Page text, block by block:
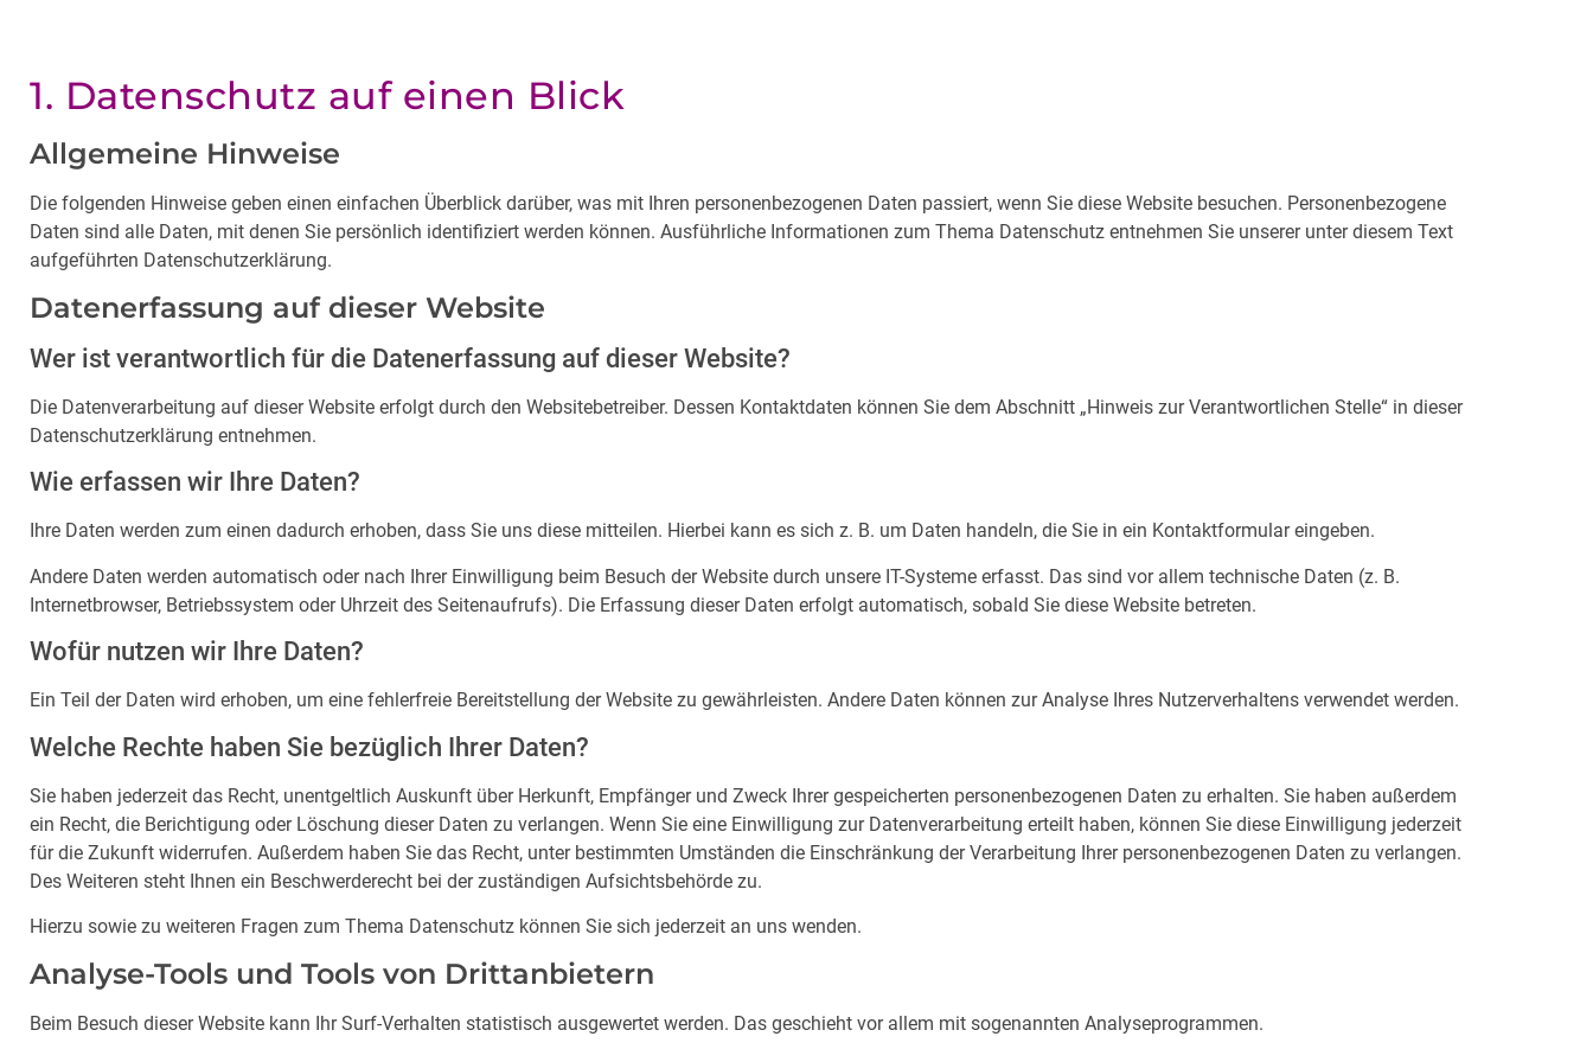
1. Datenschutz auf einen Blick
Allgemeine Hinweise
Die folgenden Hinweise geben einen einfachen Überblick darüber, was mit Ihren personenbezogenen Daten passiert, wenn Sie diese Website besuchen. Personenbezogene
Daten sind alle Daten, mit denen Sie persönlich identifiziert werden können. Ausführliche Informationen zum Thema Datenschutz entnehmen Sie unserer unter diesem Text
aufgeführten Datenschutzerklärung.
Datenerfassung auf dieser Website
Wer ist verantwortlich für die Datenerfassung auf dieser Website?
Die Datenverarbeitung auf dieser Website erfolgt durch den Websitebetreiber. Dessen Kontaktdaten können Sie dem Abschnitt „Hinweis zur Verantwortlichen Stelle“ in dieser
Datenschutzerklärung entnehmen.
Wie erfassen wir Ihre Daten?
Ihre Daten werden zum einen dadurch erhoben, dass Sie uns diese mitteilen. Hierbei kann es sich z. B. um Daten handeln, die Sie in ein Kontaktformular eingeben.
Andere Daten werden automatisch oder nach Ihrer Einwilligung beim Besuch der Website durch unsere IT-Systeme erfasst. Das sind vor allem technische Daten (z. B.
Internetbrowser, Betriebssystem oder Uhrzeit des Seitenaufrufs). Die Erfassung dieser Daten erfolgt automatisch, sobald Sie diese Website betreten.
Wofür nutzen wir Ihre Daten?
Ein Teil der Daten wird erhoben, um eine fehlerfreie Bereitstellung der Website zu gewährleisten. Andere Daten können zur Analyse Ihres Nutzerverhaltens verwendet werden.
Welche Rechte haben Sie bezüglich Ihrer Daten?
Sie haben jederzeit das Recht, unentgeltlich Auskunft über Herkunft, Empfänger und Zweck Ihrer gespeicherten personenbezogenen Daten zu erhalten. Sie haben außerdem
ein Recht, die Berichtigung oder Löschung dieser Daten zu verlangen. Wenn Sie eine Einwilligung zur Datenverarbeitung erteilt haben, können Sie diese Einwilligung jederzeit
für die Zukunft widerrufen. Außerdem haben Sie das Recht, unter bestimmten Umständen die Einschränkung der Verarbeitung Ihrer personenbezogenen Daten zu verlangen.
Des Weiteren steht Ihnen ein Beschwerderecht bei der zuständigen Aufsichtsbehörde zu.
Hierzu sowie zu weiteren Fragen zum Thema Datenschutz können Sie sich jederzeit an uns wenden.
Analyse-Tools und Tools von Dritt­anbietern
Beim Besuch dieser Website kann Ihr Surf-Verhalten statistisch ausgewertet werden. Das geschieht vor allem mit sogenannten Analyseprogrammen.